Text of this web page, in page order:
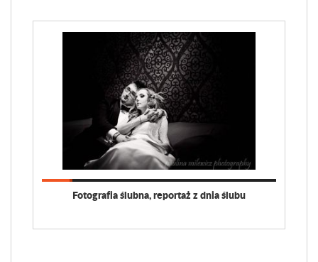
Fotografia ślubna, reportaż z dnia ślubu